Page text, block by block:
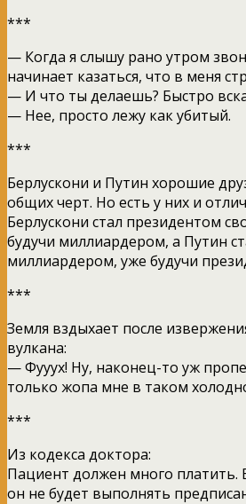
***
— Когда я слышу рано утром
начинает казаться, что в меня
— И что ты делаешь? Быстро
— Нее, просто лежу как убитый.
***
Берлускони и Путин хорошие
общих черт. Но есть у них и
Берлускони стал президентом
будучи миллиардером, а Путин
миллиардером, уже будучи
***
Земля вздыхает после
вулкана:
— Фууух! Ну, наконец-то уж
только жопа мне в таком
***
Из кодекса доктора:
Пациент должен много платить.
он не будет выполнять